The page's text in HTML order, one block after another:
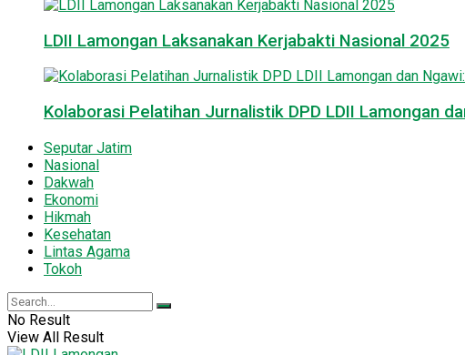
LDII Lamongan Laksanakan Kerjabakti Nasional 2025
Kolaborasi Pelatihan Jurnalistik DPD LDII Lamongan
Seputar Jatim
Nasional
Dakwah
Ekonomi
Hikmah
Kesehatan
Lintas Agama
Tokoh
No Result
View All Result